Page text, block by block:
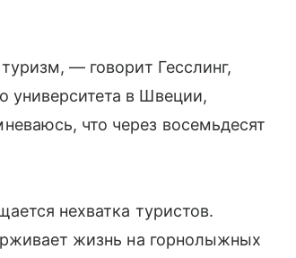
— говорит Гесслинг,
университета в Швеции,
что через восемьдесят
нехватка туристов.
жизнь на горнолыжных